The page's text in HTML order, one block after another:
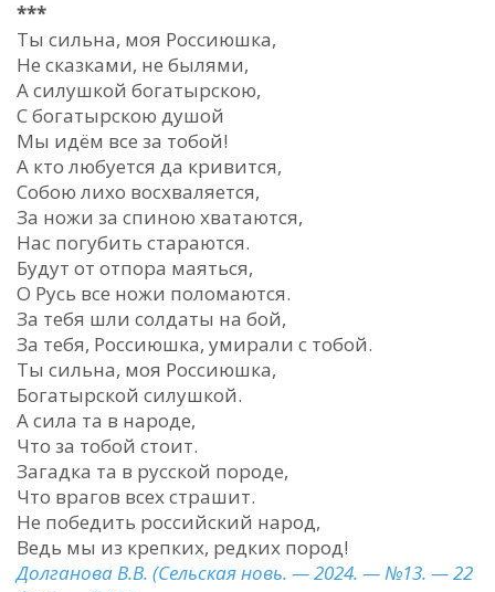
***
Ты сильна, моя Россиюшка,
Не сказками, не былями,
А силушкой богатырскою,
С богатырскою душой
Мы идём все за тобой!
А кто любуется да кривится,
Собою лихо восхваляется,
За ножи за спиною хватаются,
Нас погубить стараются.
Будут от отпора маяться,
О Русь все ножи поломаются.
За тебя шли солдаты на бой,
За тебя, Россиюшка, умирали с тобой.
Ты сильна, моя Россиюшка,
Богатырской силушкой.
А сила та в народе,
Что за тобой стоит.
Загадка та в русской породе,
Что врагов всех страшит.
Не победить российский народ,
Ведь мы из крепких, редких пород!
Долганова В.В. (Сельская новь. — 2024. — №13. — 22